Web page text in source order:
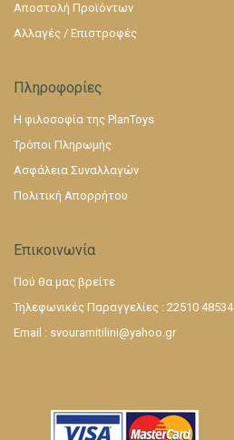
Αποστολή Προϊόντων
Αλλαγές / Επιστροφές
Πληροφορίες
Η φιλοσοφία της PlanToys
Τρόποι Πληρωμής
Ασφάλεια Συναλλαγών
Πολιτική Απορρήτου
Επικοινωνία
Πού θα μας βρείτε
Τηλεφωνικές Παραγγελίες : 22510 48534
Email : svouramitilini@yahoo.gr